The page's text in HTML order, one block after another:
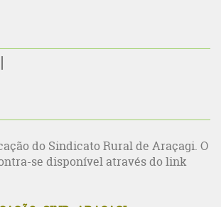
do Sindicato Rural de Araçagi. O
se disponível através do link